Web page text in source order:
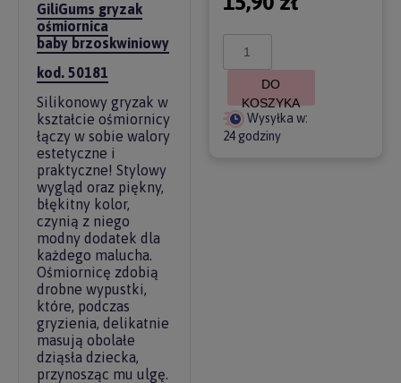
GiliGums gryzak
ośmiornica
baby brzoskwiniowy
kod. 50181
Silikonowy gryzak w
kształcie ośmiornicy
łączy w sobie walory
estetyczne i
praktyczne! Stylowy
wygląd oraz piękny,
błękitny kolor,
czynią z niego
modny dodatek dla
każdego malucha.
Ośmiornicę zdobią
drobne wypustki,
które, podczas
gryzienia, delikatnie
masują obolałe
dziąsła dziecka,
przynosząc mu ulgę.
DO
KOSZYKA
Wysyłka w:
24 godziny